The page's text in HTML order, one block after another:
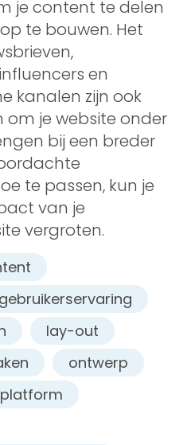
je content te delen
te bouwen. Het
en
kanalen zijn ook
je website onder
bij een breder
te passen, kun je
van je
vergroten.
gebruikerservaring
lay-out
ontwerp
platform